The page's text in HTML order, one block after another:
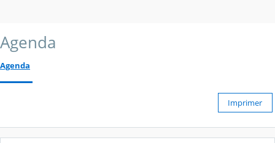
Agenda
Agenda
Imprimer